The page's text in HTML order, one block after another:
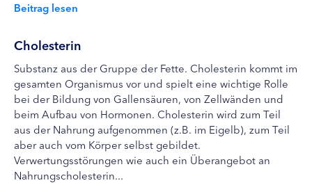
Beitrag lesen
Cholesterin
Substanz aus der Gruppe der Fette. Cholesterin kommt im
gesamten Organismus vor und spielt eine wichtige Rolle
bei der Bildung von Gallensäuren, von Zellwänden und
beim Aufbau von Hormonen. Cholesterin wird zum Teil
aus der Nahrung aufgenommen (z.B. im Eigelb), zum Teil
aber auch vom Körper selbst gebildet.
Verwertungsstörungen wie auch ein Überangebot an
Nahrungscholesterin...